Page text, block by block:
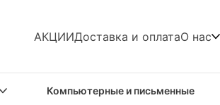
АКЦИИДоставка и оплатаО нас
Компьютерные и письменные